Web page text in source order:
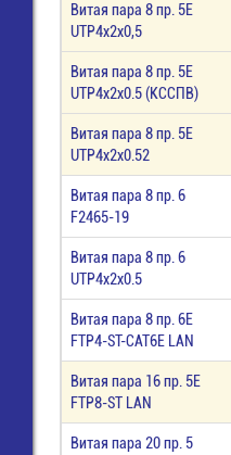
Витая пара 8 пр. 5E
UTP4х2х0,5
Витая пара 8 пр. 5E
UTP4х2х0.5 (КССПВ)
Витая пара 8 пр. 5E
UTP4х2х0.52
Витая пара 8 пр. 6
F2465-19
Витая пара 8 пр. 6
UTP4х2х0.5
Витая пара 8 пр. 6E
FTP4-ST-CAT6E LAN
Витая пара 16 пр. 5E
FTP8-ST LAN
Витая пара 20 пр. 5